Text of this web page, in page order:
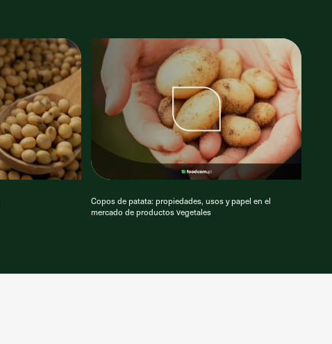
Copos de patata: propiedades, usos y papel en el
mercado de productos vegetales